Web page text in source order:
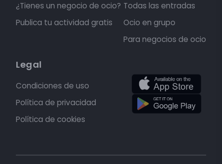
¿Tienes un negocio de ocio?
Publica tu actividad gratis
Todas las entradas
Ocio en grupo
Para negocios de ocio
Legal
Condiciones de uso
Política de privacidad
Política de cookies